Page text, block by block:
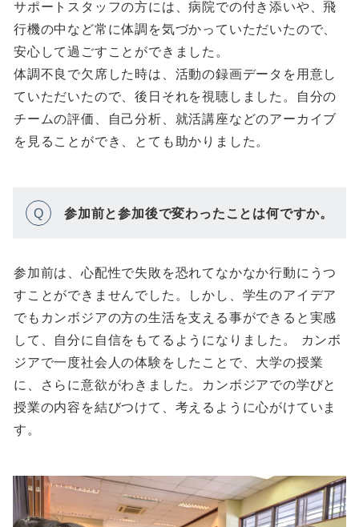
サポートスタッフの方には、病院での付き添いや、飛
行機の中など常に体調を気づかっていただいたので、
安心して過ごすことができました。
体調不良で欠席した時は、活動の録画データを用意し
ていただいたので、後日それを視聴しました。自分の
チームの評価、自己分析、就活講座などのアーカイブ
を見ることができ、とても助かりました。
Q 参加前と参加後で変わったことは何ですか。
参加前は、心配性で失敗を恐れてなかなか行動にうつ
すことができませんでした。しかし、学生のアイデア
でもカンボジアの方の生活を支える事ができると実感
して、自分に自信をもてるようになりました。 カンボ
ジアで一度社会人の体験をしたことで、大学の授業
に、さらに意欲がわきました。カンボジアでの学びと
授業の内容を結びつけて、考えるように心がけていま
す。